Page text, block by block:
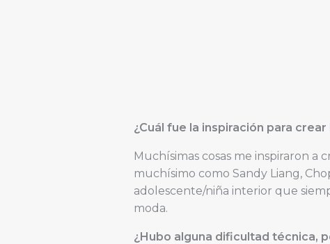
¿Cuál fue la inspiración para crear
Muchísimas cosas me inspiraron a
muchísimo como Sandy Liang,
adolescente/niña interior que
moda.
¿Hubo alguna dificultad técnica,